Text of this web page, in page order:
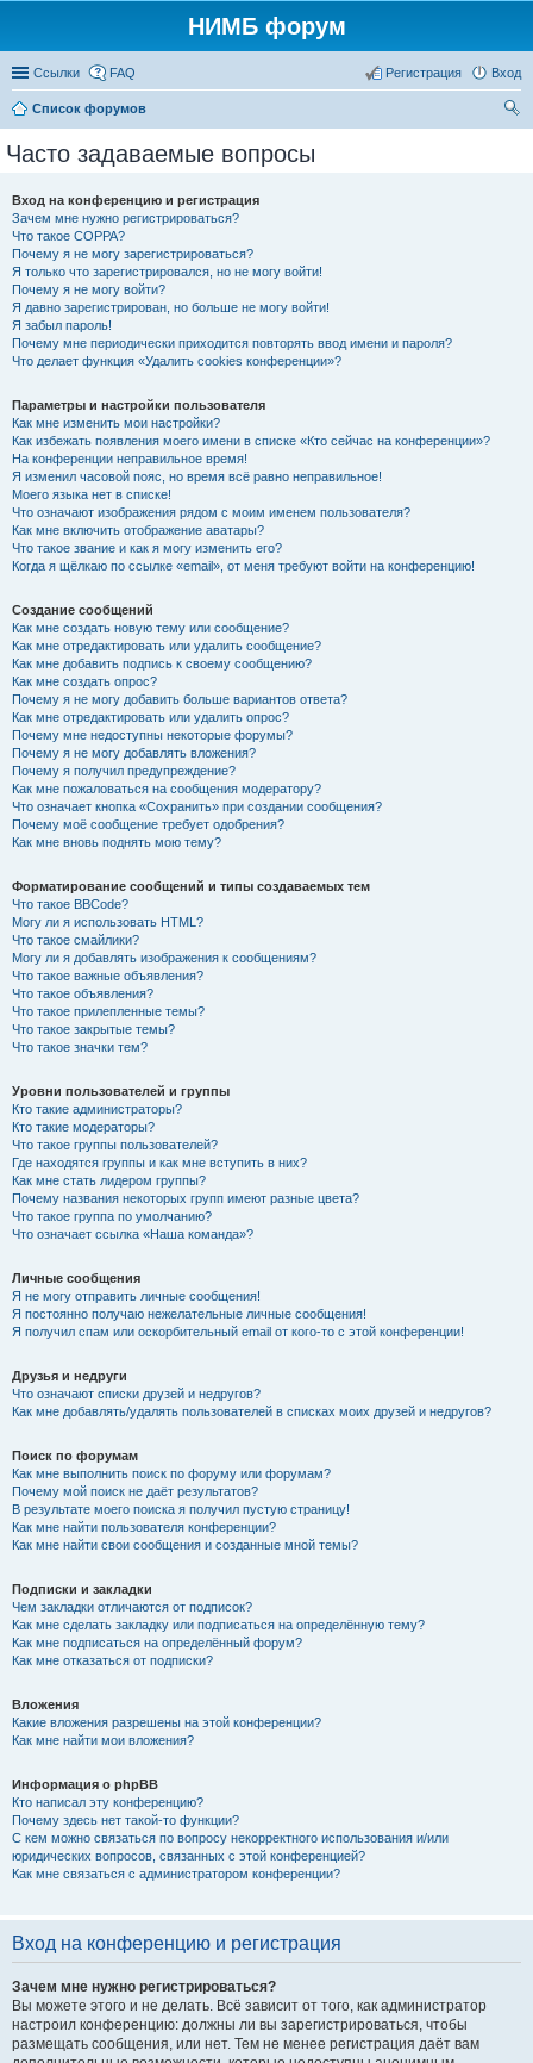
НИМБ форум
Ссылки FAQ Вход
Регистрация
Список форумов
Часто задаваемые вопросы
Вход на конференцию и регистрация
Зачем мне нужно регистрироваться?
Что такое COPPA?
Почему я не могу зарегистрироваться?
Я только что зарегистрировался, но не могу войти!
Почему я не могу войти?
Я давно зарегистрирован, но больше не могу войти!
Я забыл пароль!
Почему мне периодически приходится повторять ввод имени и пароля?
Что делает функция «Удалить cookies конференции»?
Параметры и настройки пользователя
Как мне изменить мои настройки?
Как избежать появления моего имени в списке «Кто сейчас на конференции»?
На конференции неправильное время!
Я изменил часовой пояс, но время всё равно неправильное!
Моего языка нет в списке!
Что означают изображения рядом с моим именем пользователя?
Как мне включить отображение аватары?
Что такое звание и как я могу изменить его?
Когда я щёлкаю по ссылке «email», от меня требуют войти на конференцию!
Создание сообщений
Как мне создать новую тему или сообщение?
Как мне отредактировать или удалить сообщение?
Как мне добавить подпись к своему сообщению?
Как мне создать опрос?
Почему я не могу добавить больше вариантов ответа?
Как мне отредактировать или удалить опрос?
Почему мне недоступны некоторые форумы?
Почему я не могу добавлять вложения?
Почему я получил предупреждение?
Как мне пожаловаться на сообщения модератору?
Что означает кнопка «Сохранить» при создании сообщения?
Почему моё сообщение требует одобрения?
Как мне вновь поднять мою тему?
Форматирование сообщений и типы создаваемых тем
Что такое BBCode?
Могу ли я использовать HTML?
Что такое смайлики?
Могу ли я добавлять изображения к сообщениям?
Что такое важные объявления?
Что такое объявления?
Что такое прилепленные темы?
Что такое закрытые темы?
Что такое значки тем?
Уровни пользователей и группы
Кто такие администраторы?
Кто такие модераторы?
Что такое группы пользователей?
Где находятся группы и как мне вступить в них?
Как мне стать лидером группы?
Почему названия некоторых групп имеют разные цвета?
Что такое группа по умолчанию?
Что означает ссылка «Наша команда»?
Личные сообщения
Я не могу отправить личные сообщения!
Я постоянно получаю нежелательные личные сообщения!
Я получил спам или оскорбительный email от кого-то с этой конференции!
Друзья и недруги
Что означают списки друзей и недругов?
Как мне добавлять/удалять пользователей в списках моих друзей и недругов?
Поиск по форумам
Как мне выполнить поиск по форуму или форумам?
Почему мой поиск не даёт результатов?
В результате моего поиска я получил пустую страницу!
Как мне найти пользователя конференции?
Как мне найти свои сообщения и созданные мной темы?
Подписки и закладки
Чем закладки отличаются от подписок?
Как мне сделать закладку или подписаться на определённую тему?
Как мне подписаться на определённый форум?
Как мне отказаться от подписки?
Вложения
Какие вложения разрешены на этой конференции?
Как мне найти мои вложения?
Информация о phpBB
Кто написал эту конференцию?
Почему здесь нет такой-то функции?
С кем можно связаться по вопросу некорректного использования и/или
юридических вопросов, связанных с этой конференцией?
Как мне связаться с администратором конференции?
Вход на конференцию и регистрация
Зачем мне нужно регистрироваться?
Вы можете этого и не делать. Всё зависит от того, как администратор
настроил конференцию: должны ли вы зарегистрироваться, чтобы
размещать сообщения, или нет. Тем не менее регистрация даёт вам